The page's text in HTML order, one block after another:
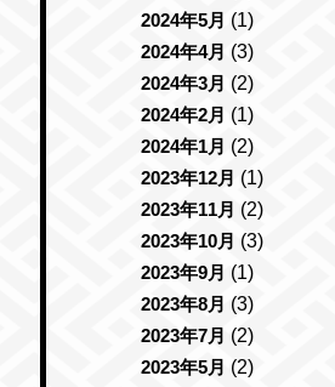
2024年5月 (1)
2024年4月 (3)
2024年3月 (2)
2024年2月 (1)
2024年1月 (2)
2023年12月 (1)
2023年11月 (2)
2023年10月 (3)
2023年9月 (1)
2023年8月 (3)
2023年7月 (2)
2023年5月 (2)